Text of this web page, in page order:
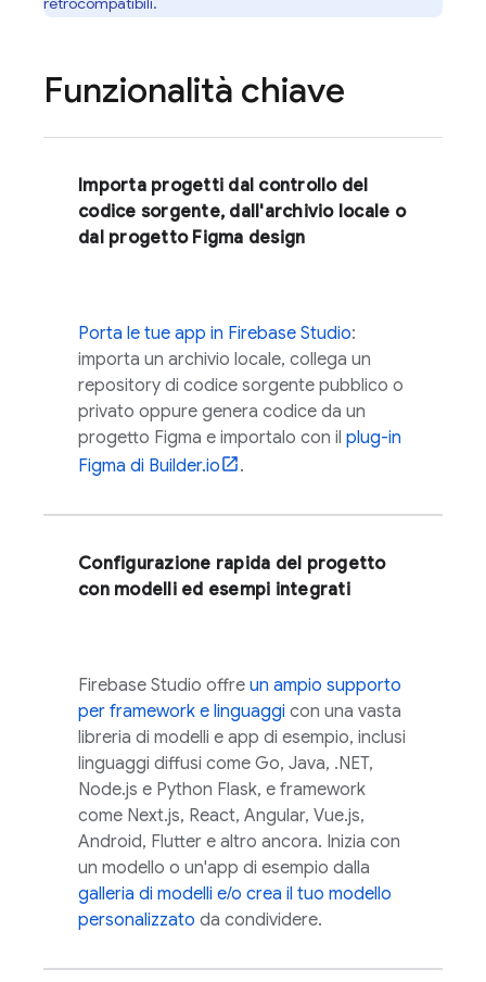
Funzionalità chiave
Importa progetti dal controllo del
codice sorgente, dall'archivio locale o
dal progetto Figma design
Porta le tue app in Firebase Studio:
importa un archivio locale, collega un
repository di codice sorgente pubblico o
privato oppure genera codice da un
progetto Figma e importalo con il plug-in
Figma di Builder.io
.
Configurazione rapida del progetto
con modelli ed esempi integrati
Firebase Studio offre un ampio supporto
per framework e linguaggi con una vasta
libreria di modelli e app di esempio, inclusi
linguaggi diffusi come Go, Java, .NET,
Node.js e Python Flask, e framework
come Next.js, React, Angular, Vue.js,
Android, Flutter e altro ancora. Inizia con
un modello o un'app di esempio dalla
galleria di modelli e/o crea il tuo modello
personalizzato da condividere.